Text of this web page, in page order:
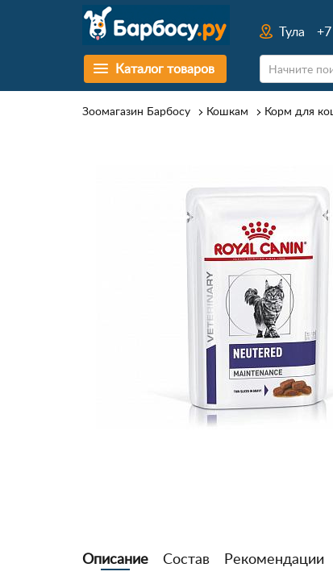
Тула
Каталог товаров
Зоомагазин Барбосу Кошкам Корм для
Описание Состав Рекомендации